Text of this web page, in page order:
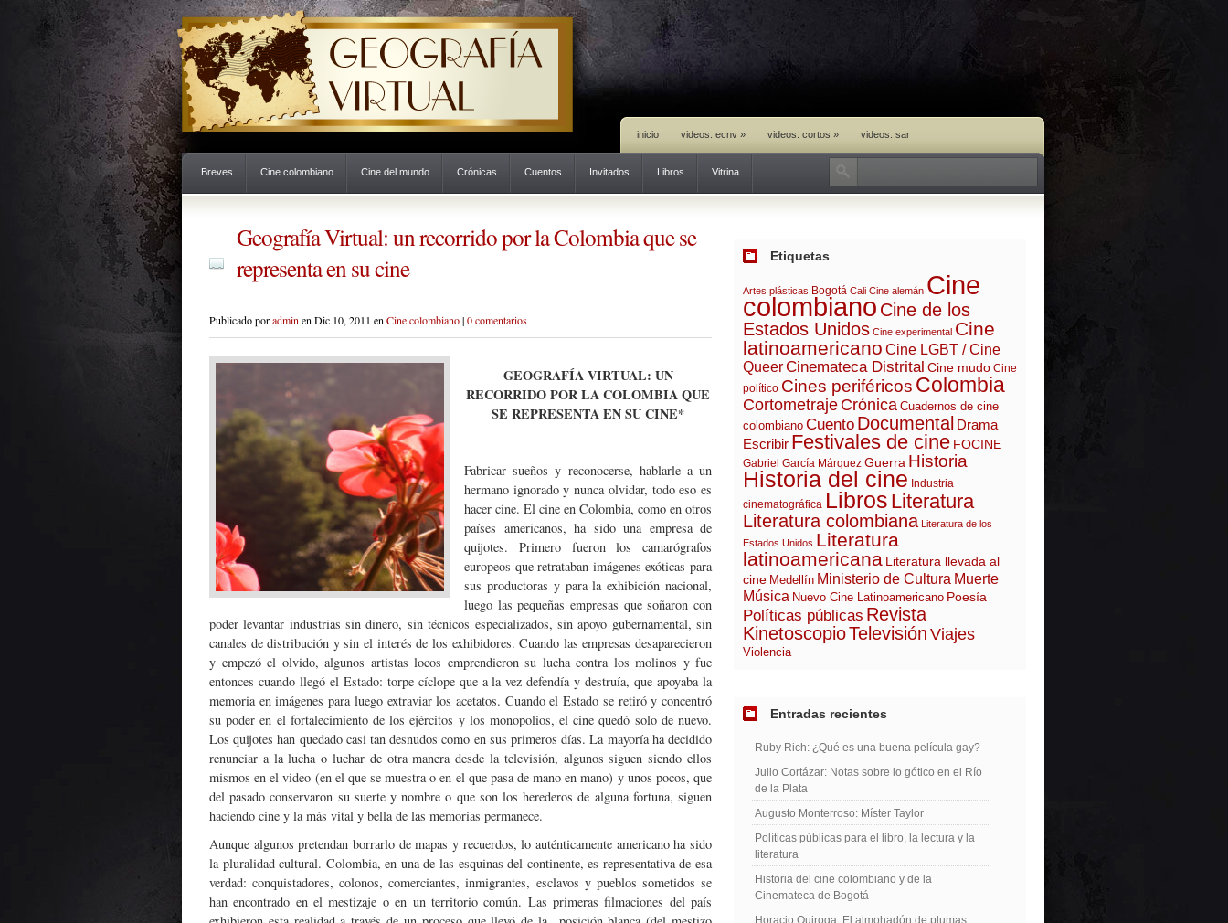
inicio videos: ecnv » videos: cortos » videos: sar
Breves Cine colombiano Cine del mundo Crónicas Cuentos Invitados Libros Vitrina
Geografía Virtual: un recorrido por la Colombia que se
representa en su cine
Publicado poradmin en Dic 10, 2011 en Cine colombiano|0 comentarios
GEOGRAFÍA VIRTUAL: UN
RECORRIDO POR LA COLOMBIA QUE
SE REPRESENTA EN SU CINE*
Fabricar sueños y reconocerse, hablarle a un
hermano ignorado y nunca olvidar, todo eso es
hacer cine. El cine en Colombia, como en otros
países americanos, ha sido una empresa de
quijotes. Primero fueron los camarógrafos
europeos que retrataban imágenes exóticas para
sus productoras y para la exhibición nacional,
luego las pequeñas empresas que soñaron con
poder levantar industrias sin dinero, sin técnicos especializados, sin apoyo gubernamental, sin
canales de distribución y sin el interés de los exhibidores. Cuando las empresas desaparecieron
y empezó el olvido, algunos artistas locos emprendieron su lucha contra los molinos y fue
entonces cuando llegó el Estado: torpe cíclope que a la vez defendía y destruía, que apoyaba la
memoria en imágenes para luego extraviar los acetatos. Cuando el Estado se retiró y concentró
su poder en el fortalecimiento de los ejércitos y los monopolios, el cine quedó solo de nuevo.
Los quijotes han quedado casi tan desnudos como en sus primeros días. La mayoría ha decidido
renunciar a la lucha o luchar de otra manera desde la televisión, algunos siguen siendo ellos
mismos en el video (en el que se muestra o en el que pasa de mano en mano) y unos pocos, que
del pasado conservaron su suerte y nombre o que son los herederos de alguna fortuna, siguen
haciendo cine y la más vital y bella de las memorias permanece.
Aunque algunos pretendan borrarlo de mapas y recuerdos, lo auténticamente americano ha sido
la pluralidad cultural. Colombia, en una de las esquinas del continente, es representativa de esa
verdad: conquistadores, colonos, comerciantes, inmigrantes, esclavos y pueblos sometidos se
han encontrado en el mestizaje o en un territorio común. Las primeras filmaciones del país
Etiquetas
Artes plásticas Bogotá Cali Cine alemán Cine
colombiano Cine de los
Estados Unidos Cine experimental Cine
latinoamericano Cine LGBT / Cine
QueerCinemateca Distrital Cine mudo Cine
político Cines periféricos Colombia
Cortometraje Crónica Cuadernos de cine
colombiano Cuento Documental Drama
Escribir Festivales de cine FOCINE
Gabriel García Márquez Guerra Historia
Historia del cine Industria
cinematográfica Libros Literatura
Literatura colombiana Literatura de los
Estados Unidos Literatura
latinoamericana Literatura llevada al
cine Medellín Ministerio de Cultura Muerte
Música Nuevo Cine Latinoamericano Poesía
Políticas públicas Revista
KinetoscopioTelevisiónViajes
Violencia
Entradas recientes
Ruby Rich: ¿Qué es una buena película gay?
Julio Cortázar: Notas sobre lo gótico en el Río
de la Plata
Augusto Monterroso: Míster Taylor
Políticas públicas para el libro, la lectura y la
literatura
Historia del cine colombiano y de la
Cinemateca de Bogotá
Horacio Quiroga: El almohadón de plumas